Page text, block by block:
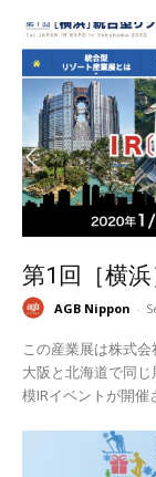
第1回［横
AGB Nippon -
この産業展は株式
大阪と北海道で同
模IRイベントが開催